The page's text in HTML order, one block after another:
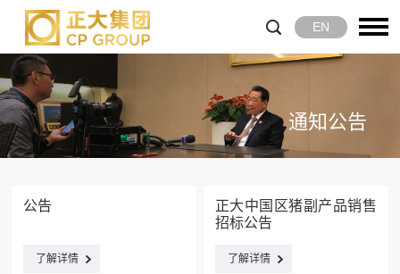
EN
通知公告
公告
了解详情
正大中国区猪副产品销售
招标公告
了解详情